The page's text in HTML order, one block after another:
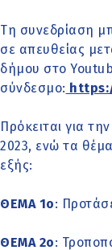
Τη συνεδρίαση
σε απευθείας
δήμου στο
σύνδεσμο:
Πρόκειται για
2023, ενώ τα
εξής:
ΘΕΜΑ 1o:
ΘΕΜΑ 2o: